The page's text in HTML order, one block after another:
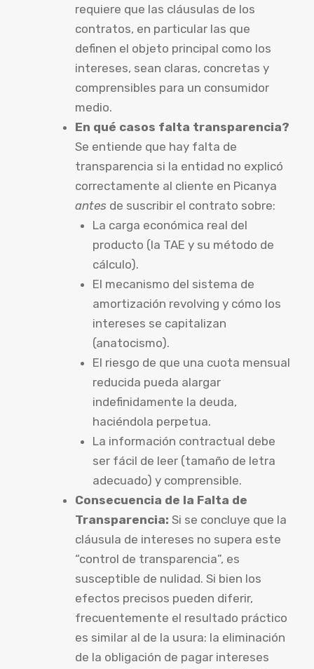
requiere que las cláusulas de los
contratos, en particular las que
definen el objeto principal como los
intereses, sean claras, concretas y
comprensibles para un consumidor
medio.
En qué casos falta transparencia?
Se entiende que hay falta de
transparencia si la entidad no explicó
correctamente al cliente en Picanya
antes de suscribir el contrato sobre:
La carga económica real del
producto (la TAE y su método de
cálculo).
El mecanismo del sistema de
amortización revolving y cómo los
intereses se capitalizan
(anatocismo).
El riesgo de que una cuota mensual
reducida pueda alargar
indefinidamente la deuda,
haciéndola perpetua.
La información contractual debe
ser fácil de leer (tamaño de letra
adecuado) y comprensible.
Consecuencia de la Falta de
Transparencia: Si se concluye que la
cláusula de intereses no supera este
“control de transparencia”, es
susceptible de nulidad. Si bien los
efectos precisos pueden diferir,
frecuentemente el resultado práctico
es similar al de la usura: la eliminación
de la obligación de pagar intereses